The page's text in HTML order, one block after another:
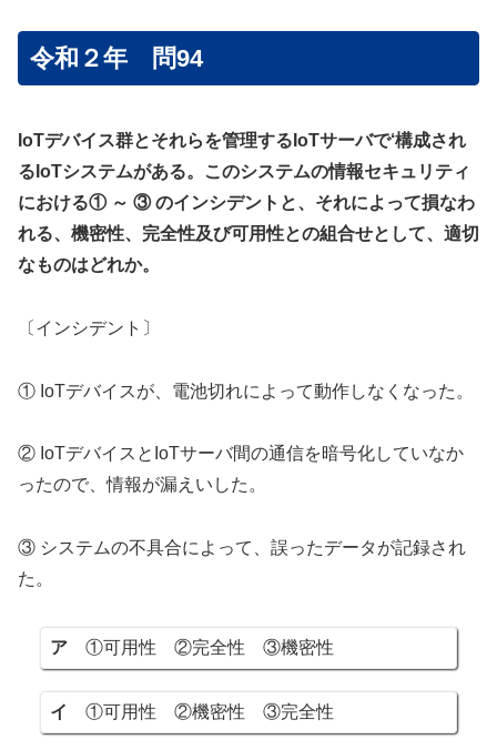
令和２年 問94
IoTデバイス群とそれらを管理するIoTサーバで‘構成され
るIoTシステムがある。このシステムの情報セキュリティ
における① ～ ③ のインシデントと、それによって損なわ
れる、機密性、完全性及び可用性との組合せとして、適切
なものはどれか。
〔インシデント〕
① IoTデバイスが、電池切れによって動作しなくなった。
② IoTデバイスとIoTサーバ間の通信を暗号化していなか
ったので、情報が漏えいした。
③ システムの不具合によって、誤ったデータが記録され
た。
ア ①可用性 ②完全性 ③機密性
イ ①可用性 ②機密性 ③完全性